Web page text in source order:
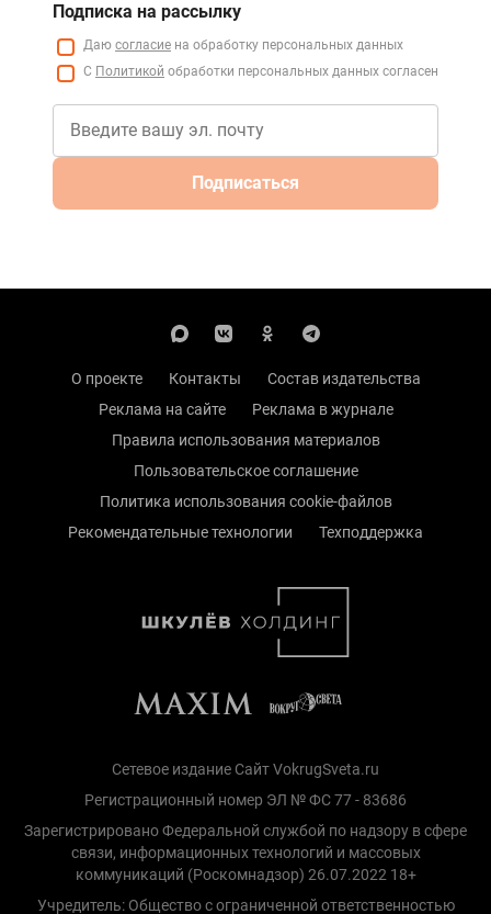
Подписка на рассылку
Даю согласие на обработку персональных данных
С Политикой обработки персональных данных согласен
Подписаться
О проекте Контакты
Состав издательства
Реклама на сайте
Реклама в журнале
Правила использования материалов
Пользовательское соглашение
Политика использования cookie-файлов
Рекомендательные технологии
Техподдержка
Сетевое издание Сайт VokrugSveta.ru
Регистрационный номер ЭЛ № ФС 77 - 83686
Зарегистрировано Федеральной службой по надзору в сфере
связи, информационных технологий и массовых
коммуникаций (Роскомнадзор) 26.07.2022 18+
Учредитель: Общество с ограниченной ответственностью